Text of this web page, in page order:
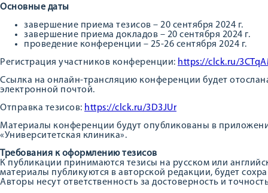
Основные даты
завершение приема тезисов – 20 сентября 2024 г.
завершение приема докладов – 20 сентября 2024 г.
проведение конференции – 25-26 сентября 2024 г.
Регистрация участников конференции: https://clck.ru/
Ссылка на онлайн-трансляцию конференции будет
электронной почтой.
Отправка тезисов: https://clck.ru/3D3JUr
Материалы конференции будут опубликованы в
«Университетская клиника».
Требования к оформлению тезисов
К публикации принимаются тезисы на русском или
материалы публикуются в авторской редакции, будет
Авторы несут ответственность за достоверность и